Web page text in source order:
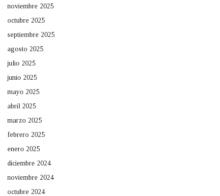
noviembre 2025
octubre 2025
septiembre 2025
agosto 2025
julio 2025
junio 2025
mayo 2025
abril 2025
marzo 2025
febrero 2025
enero 2025
diciembre 2024
noviembre 2024
octubre 2024